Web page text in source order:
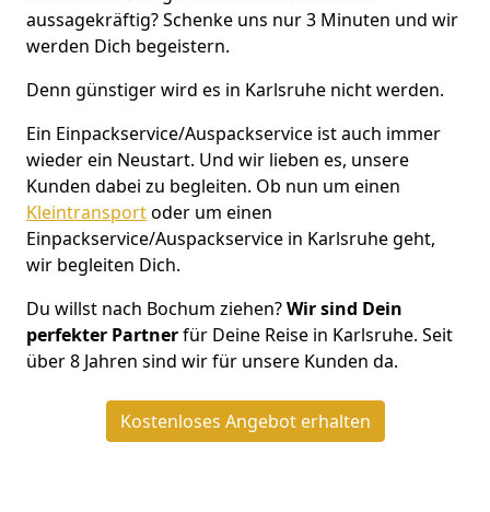
aussagekräftig? Schenke uns nur 3 Minuten und wir
werden Dich begeistern.
Denn günstiger wird es in Karlsruhe nicht werden.
Ein Einpackservice/Auspackservice ist auch immer
wieder ein Neustart. Und wir lieben es, unsere
Kunden dabei zu begleiten. Ob nun um einen
Kleintransportoder um einen
Einpackservice/Auspackservice in Karlsruhe geht,
wir begleiten Dich.
Du willst nach Bochum ziehen?Wir sind Dein
perfekter Partnerfür Deine Reise in Karlsruhe. Seit
über 8 Jahren sind wir für unsere Kunden da.
Kostenloses Angebot erhalten